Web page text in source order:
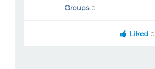
Groups 0
Liked 0